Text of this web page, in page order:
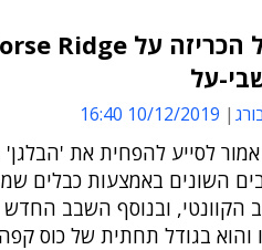
על
10/12/2019 16:40
לסייע להפחית את 'הבלגן'
השונים באמצעות כבלים
הקוונטי, ובנוסף השבב
והוא בגודל תחתית של כוס קפה